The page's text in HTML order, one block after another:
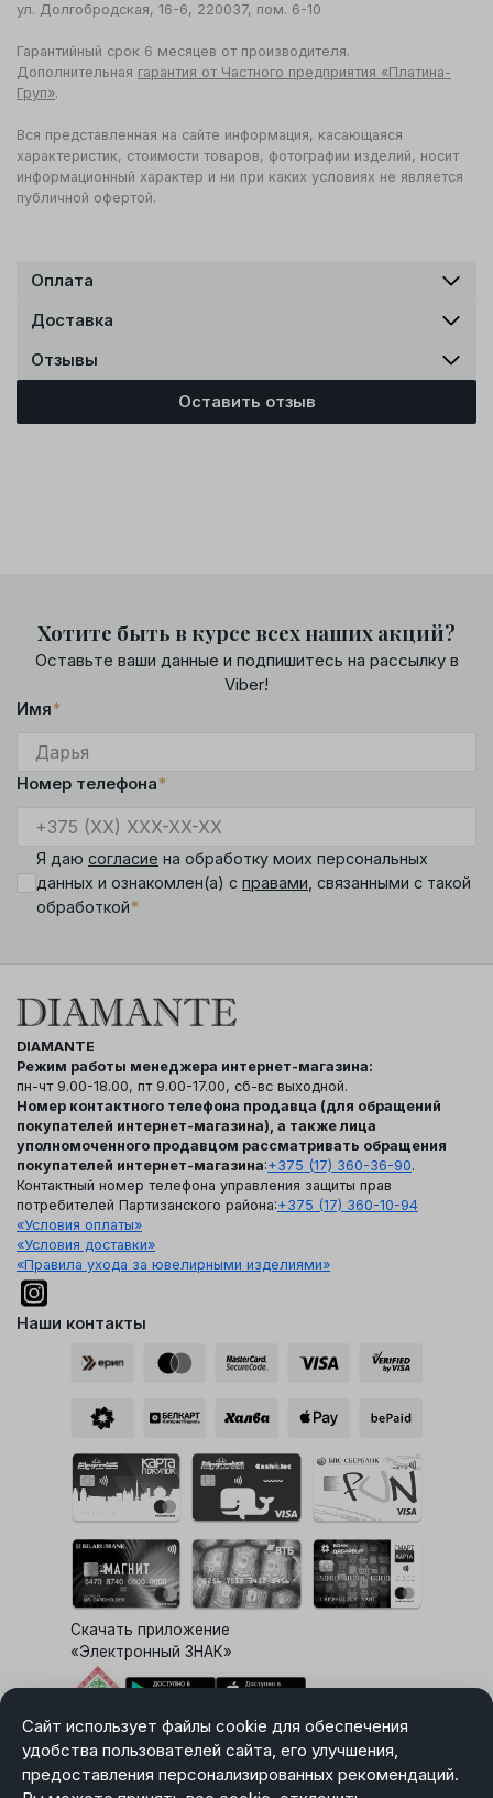
ул. Долгобродская, 16-6, 220037, пом. 6-10
Гарантийный срок 6 месяцев от производителя.
Дополнительная гарантия от Частного предприятия «Платина-
Груп».
Вся представленная на сайте информация, касающаяся
характеристик, стоимости товаров, фотографии изделий, носит
информационный характер и ни при каких условиях не является
публичной офертой.
Оплата
Доставка
Отзывы
Оставить отзыв
Сайт использует файлы cookie для обеспечения
удобства пользователей сайта, его улучшения,
предоставления персонализированных рекомендаций.
Хотите быть в курсе всех наших акций?
Оставьте ваши данные и подпишитесь на рассылку в
Viber!
Имя*
Номер телефона*
Я даю согласие на обработку моих персональных
данных и ознакомлен(а) с правами , связанными с такой
обработкой*
DIAMANTE
Режим работы менеджера интернет-магазина:
пн-чт 9.00-18.00, пт 9.00-17.00, сб-вс выходной.
Номер контактного телефона продавца (для обращений
покупателей интернет-магазина), а также лица
уполномоченного продавцом рассматривать обращения
покупателей интернет-магазина:+375 (17) 360-36-90.
Контактный номер телефона управления защиты прав
потребителей Партизанского района:+375 (17) 360-10-94
«Условия оплаты»
«Условия доставки»
«Правила ухода за ювелирными изделиями»
Наши контакты
Скачать приложение
«Электронный ЗНАК»
Выбор настроек Cookie